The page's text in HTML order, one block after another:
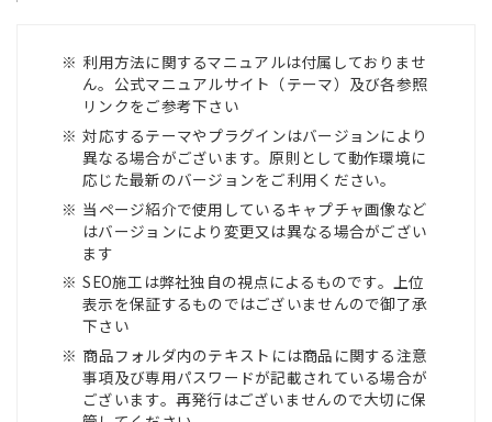
利用方法に関するマニュアルは付属しておりませ
ん。公式マニュアルサイト（テーマ）及び各参照
リンクをご参考下さい
対応するテーマやプラグインはバージョンにより
異なる場合がございます。原則として動作環境に
応じた最新のバージョンをご利用ください。
当ページ紹介で使用しているキャプチャ画像など
はバージョンにより変更又は異なる場合がござい
ます
SEO施工は弊社独自の視点によるものです。上位
表示を保証するものではございませんので御了承
下さい
商品フォルダ内のテキストには商品に関する注意
事項及び専用パスワードが記載されている場合が
ございます。再発行はございませんので大切に保